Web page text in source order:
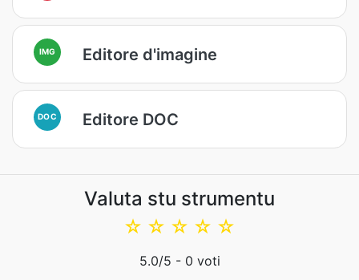
IMG Editore d'imagine
DOC Editore DOC
Valuta stu strumentu
☆
☆
☆
☆
☆
5.0/5 - 0 voti